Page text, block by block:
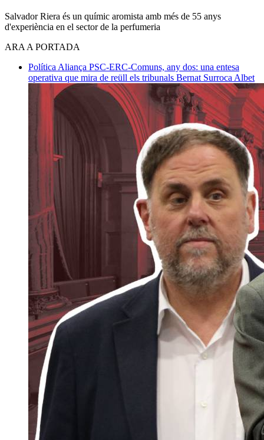
Salvador Riera és un químic aromista amb més de 55 anys
d'experiència en el sector de la perfumeria
ARA A PORTADA
Política Aliança PSC-ERC-Comuns, any dos: una entesa
operativa que mira de reüll els tribunals Bernat Surroca Albet